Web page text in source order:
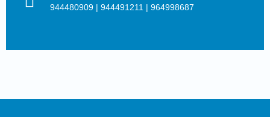
944480909| 944491211 | 964998687